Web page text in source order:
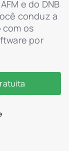
e do DNB
conduz a
os
por